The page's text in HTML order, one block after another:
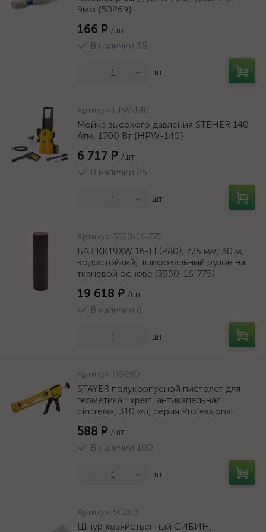
9мм {50269}
166 ₽ /шт
В наличии 35
+ шт
Артикул: HPW-140
Мойка высокого давления STEHER 140
Атм, 1700 Вт {HPW-140}
6 717 ₽ /шт
В наличии 25
+ шт
Артикул: 3550-16-775
БАЗ KK19XW 16-H (Р80), 775 мм, 30 м,
водостойкий, шлифовальный рулон на
тканевой основе (3550-16-775)
19 618 ₽ /шт
В наличии 6
- + шт
Артикул: 06690
STAYER полукорпусной пистолет для
герметика Expert, антикапельная
система, 310 мл, серия Professional
588 ₽ /шт
В наличии 100
- + шт
Артикул: 50269
Шнур хозяйственный СИБИН,